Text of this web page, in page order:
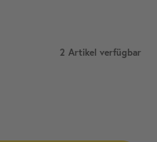
2 Artikel verfügbar